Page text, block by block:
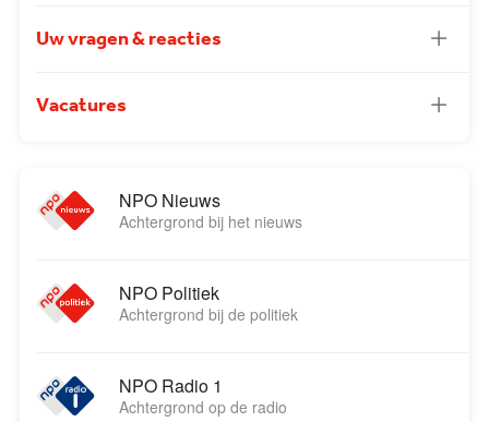
Uw vragen & reacties
Vacatures
NPO Nieuws
Achtergrond bij het nieuws
NPO Politiek
Achtergrond bij de politiek
NPO Radio 1
Achtergrond op de radio